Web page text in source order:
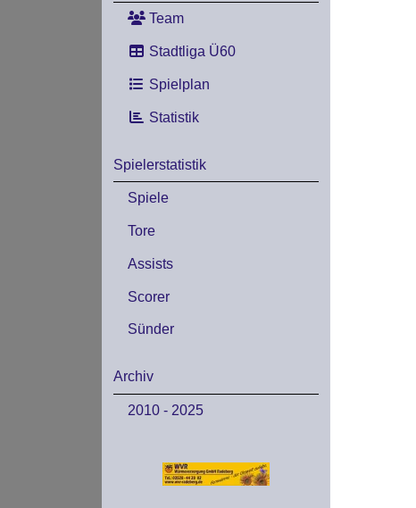
Team
Stadtliga Ü60
Spielplan
Statistik
Spielerstatistik
Spiele
Tore
Assists
Scorer
Sünder
Archiv
2010 - 2025